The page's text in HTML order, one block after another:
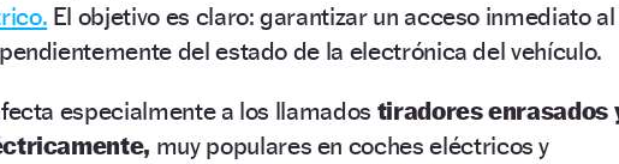
El objetivo es claro: garantizar un acceso inmediato al
del estado de la electrónica del vehículo.
especialmente a los llamados tiradores enrasados
muy populares en coches eléctricos y